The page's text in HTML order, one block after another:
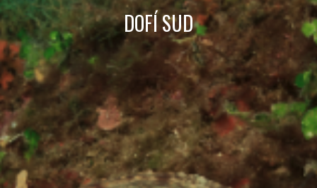
DOFÍ SUD
Analíticas y personalización
Permiten realizar el seguimiento y análisis del
comportamiento de los usuarios de este sitio web. La
información recogida mediante este tipo de cookies se
utiliza en la medición de la actividad de la web para la
elaboración de perfiles de navegación de los usuarios con
el fin de introducir mejoras en función del análisis de los
datos de uso que hacen los usuarios del servicio. Permiten
guardar la información de preferencia del usuario para
mejorar la calidad de nuestros servicios y para ofrecer una
mejor experiencia a través de productos recomendados.
Marketing y publicidad